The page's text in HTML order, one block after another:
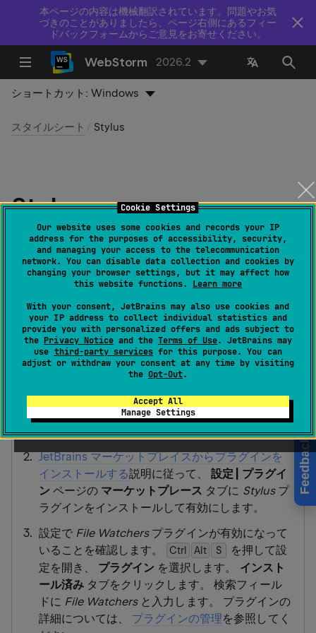
Cookie Settings
Our website uses some cookies and records your IP
address for the purposes of accessibility, security,
and managing your access to the telecommunication
network. You can disable data collection and cookies by
changing your browser settings, but it may affect how
this website functions. Learn more
With your consent, JetBrains may also use cookies and
your IP address to collect individual statistics and
provide you with personalized offers and ads subject to
the Privacy Noticeand the Terms of Use. JetBrains may
use third-party servicesfor this purpose. You can
adjust or withdraw your consent at any time by visiting
the Opt-Out.
Accept All
Manage Settings
本ページの内容は機械翻訳されています。問題やお気
づきのことがありましたら、ページ右側にあるフィー
ドバックフォームからご意見をお寄せください。
Feedback
WebStorm 2026.2
ショートカット:Windows
スタイルシート Stylus
Stylus
最終更新日： 2026 年 7 月 14 日
WebStorm を使うと、 Stylus
コードをその場で CSS
始める前に
コンピューターにNode.js(英語)
確認してください。
JetBrains マーケットプレイスからプラグインを
インストールする説明に従って、設定 | プラグイ
ン ページの マーケットプレース タブに Stylusプ
ラグインをインストールして有効にします。
設定で File Watchersプラグインが有効になって
いることを確認します。
Ctrl Alt 0
S
を押して設
定を開き、 プラグイン を選択します。 インスト
ール済み タブをクリックします。 検索フィール
ドに File Watchersと入力します。 プラグインの
詳細については、 プラグインの管理を参照してく